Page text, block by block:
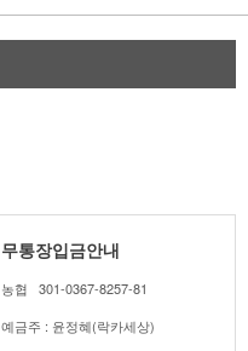
무통장입금안내
농협 301-0367-8257-81
예금주 : 윤정혜(락카세상)